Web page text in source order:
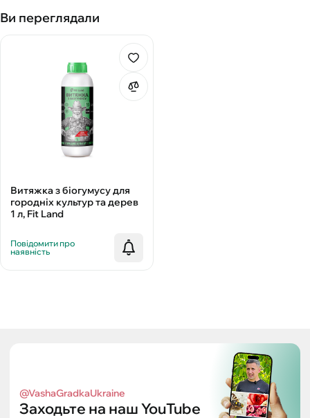
Ви переглядали
Витяжка з біогумусу для
городніх культур та дерев
1 л, Fit Land
Повідомити про
наявність
@VashaGradkaUkraine
Заходьте на наш YouTube